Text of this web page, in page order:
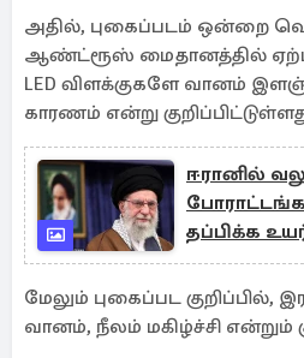
அதில், புகைப்படம் ஒன்றை
ஆண்ட்ரூஸ் மைதானத்தில்
LED விளக்குகளே வானம்
காரணம் என்று
ஈரானில்
தப்பிக்க
காமெனி
மேலும் புகைப்பட குறிப்பில்,
வானம், நீலம் மகிழ்ச்சி என்றும்